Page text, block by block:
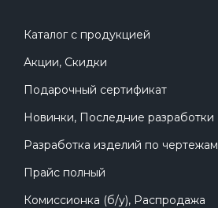
Каталог с продукцией
Акции, Скидки
Подарочный сертификат
Новинки, Последние разработки
Разработка изделий по чертежам
Прайс полный
Комиссионка (б/у), Распродажа